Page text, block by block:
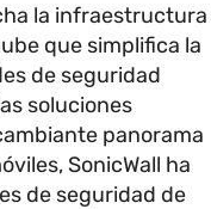
la infraestructura
que simplifica la
de seguridad
soluciones
panorama
SonicWall ha
de seguridad de